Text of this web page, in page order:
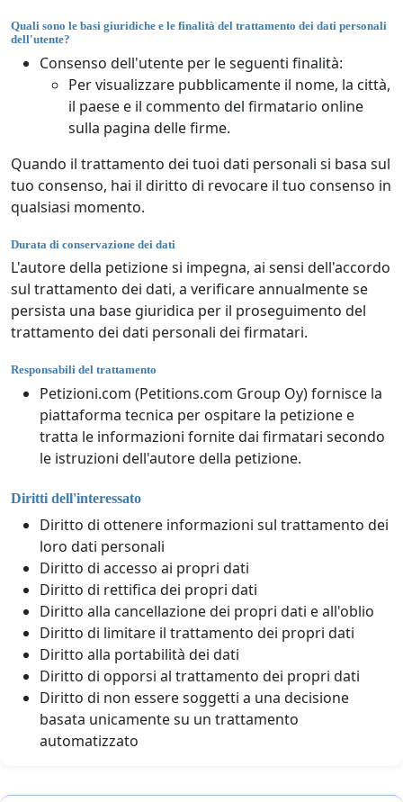
Quali sono le basi giuridiche e le finalità del trattamento dei dati personali
dell'utente?
Consenso dell'utente per le seguenti finalità:
Per visualizzare pubblicamente il nome, la città,
il paese e il commento del firmatario online
sulla pagina delle firme.
Quando il trattamento dei tuoi dati personali si basa sul
tuo consenso, hai il diritto di revocare il tuo consenso in
qualsiasi momento.
Durata di conservazione dei dati
L'autore della petizione si impegna, ai sensi dell'accordo
sul trattamento dei dati, a verificare annualmente se
persista una base giuridica per il proseguimento del
trattamento dei dati personali dei firmatari.
Responsabili del trattamento
Petizioni.com (Petitions.com Group Oy) fornisce la
piattaforma tecnica per ospitare la petizione e
tratta le informazioni fornite dai firmatari secondo
le istruzioni dell'autore della petizione.
Diritti dell'interessato
Diritto di ottenere informazioni sul trattamento dei
loro dati personali
Diritto di accesso ai propri dati
Diritto di rettifica dei propri dati
Diritto alla cancellazione dei propri dati e all'oblio
Diritto di limitare il trattamento dei propri dati
Diritto alla portabilità dei dati
Diritto di opporsi al trattamento dei propri dati
Diritto di non essere soggetti a una decisione
basata unicamente su un trattamento
automatizzato